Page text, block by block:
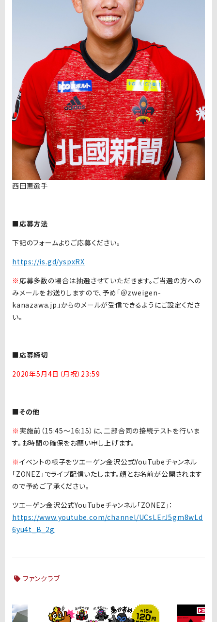
西田恵選手
■応募方法
下記のフォームよりご応募ください。
https://is.gd/yspxRX
※応募多数の場合は抽選させていただきます。ご当選の方への
みメールをお送りしますので、予め「＠zweigen-
kanazawa.jp」からのメールが受信できるようにご設定くださ
い。
■応募締切
2020年5月4日（月祝）23:59
■その他
※実施前（15:45～16:15）に、二部合同の接続テストを行いま
す。お時間の確保をお願い申し上げます。
※イベントの様子をツエーゲン金沢公式YouTubeチャンネル
「ZONEZ」でライブ配信いたします。顔とお名前が公開されます
ので予めご了承ください。
ツエーゲン金沢公式YouTubeチャンネル「ZONEZ」：
https://www.youtube.com/channel/UCsLErJ5gm8wLd
6yu4t_B_2g
ファンクラブ